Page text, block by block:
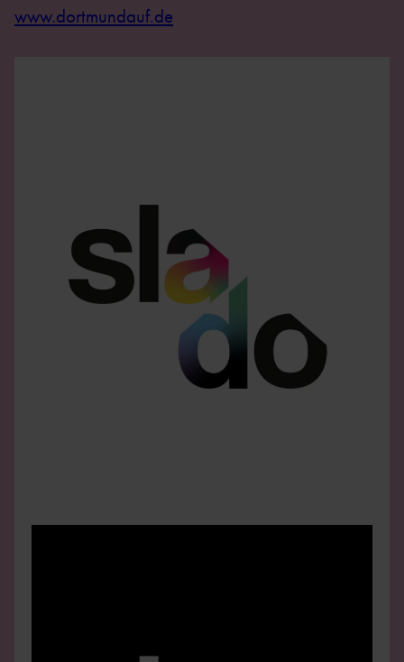
www.dortmundauf.de